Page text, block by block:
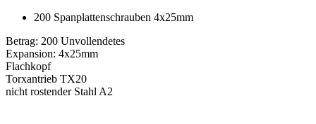
200 Spanplattenschrauben 4x25mm
Betrag: 200 Unvollendetes
Expansion: 4x25mm
Flachkopf
Torxantrieb TX20
nicht rostender Stahl A2